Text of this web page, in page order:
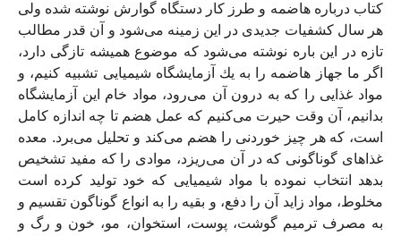
كتاب درباره هاضمه و طرز كار دستگاه گوارش نوشته شده ولى
هر سال كشفيات جديدى در اين زمينه مى‏‌شود و آن قدر مطالب
تازه در اين باره نوشته مى‏‌شود كه موضوع هميشه تازگى دارد،
اگر ما جهاز هاضمه را به يك آزمايشگاه شيميايى تشبيه كنيم، و
مواد غذايى را كه به درون آن مى‏‌رود، مواد خام اين آزمايشگاه
بدانيم، آن وقت حيرت مى‏‌كنيم كه عمل هضم تا چه اندازه كامل
است، كه هر چيز خوردنى را هضم مى‏‌كند و تحليل مى‌‏برد. معده
غذاهاى گوناگونى كه در آن مى‏‌ريزد، موادى را كه مفيد تشخيص
بدهد انتخاب نموده با مواد شيميايى كه خود توليد كرده است
مخلوط، مواد زايد آن را دفع، و بقيه را به انواع گوناگون تقسيم و
به مصرف ترميم گوشت، پوست، استخوان، مو، خون و رگ و